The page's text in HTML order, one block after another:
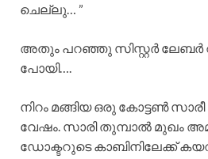
ചെല്ലു… ”
അതും പറഞ്ഞു സിസ്റ്റർ ലേബർ
പോയി….
നിറം മങ്ങിയ ഒരു കോട്ടൺ
വേഷം. സാരി തുമ്പാൽ മുഖം
ഡോക്ടറുടെ കാബിനിലേക്ക്